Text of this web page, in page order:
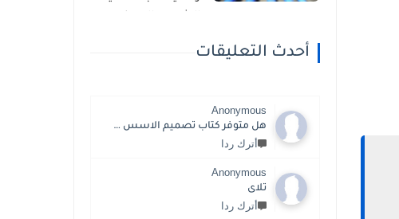
أحدث التعليقات
Anonymous
هل متوفر كتاب تصميم الاسس للدكتور جمال فرحان
أترك ردا
Anonymous
تلاى
أترك ردا